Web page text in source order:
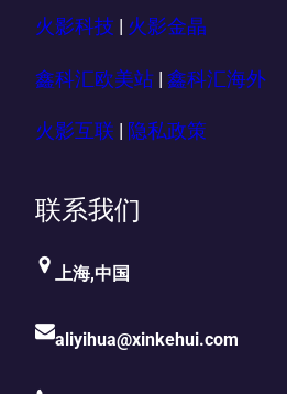
火影科技 火影金晶
鑫科汇欧美站 | 鑫科汇海外
火影互联 隐私政策
联系我们
上海,中国
aliyihua@xinkehui.com